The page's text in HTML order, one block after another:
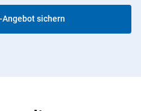
Angebot sichern